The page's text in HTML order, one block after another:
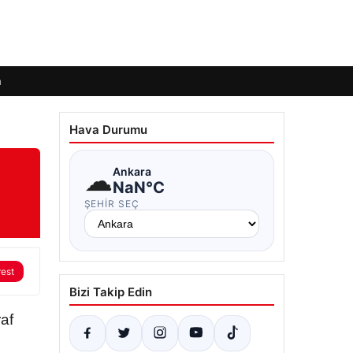
Hava Durumu
☁Ankara
NaN°C
ŞEHIR SEÇ
Bizi Takip Edin